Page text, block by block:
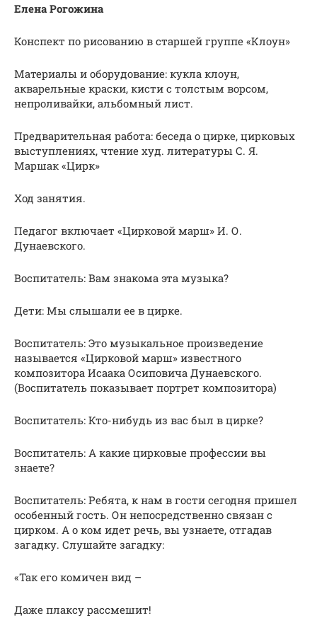
Елена Рогожина
Конспект по рисованию в старшей группе «Клоун»
Материалы и оборудование: кукла клоун,
акварельные краски, кисти с толстым ворсом,
непроливайки, альбомный лист.
Предварительная работа: беседа о цирке, цирковых
выступлениях, чтение худ. литературы С. Я.
Маршак «Цирк»
Ход занятия.
Педагог включает «Цирковой марш» И. О.
Дунаевского.
Воспитатель: Вам знакома эта музыка?
Дети: Мы слышали ее в цирке.
Воспитатель: Это музыкальное произведение
называется «Цирковой марш» известного
композитора Исаака Осиповича Дунаевского.
(Воспитатель показывает портрет композитора)
Воспитатель: Кто-нибудь из вас был в цирке?
Воспитатель: А какие цирковые профессии вы
знаете?
Воспитатель: Ребята, к нам в гости сегодня пришел
особенный гость. Он непосредственно связан с
цирком. А о ком идет речь, вы узнаете, отгадав
загадку. Слушайте загадку:
«Так его комичен вид –
Даже плаксу рассмешит!